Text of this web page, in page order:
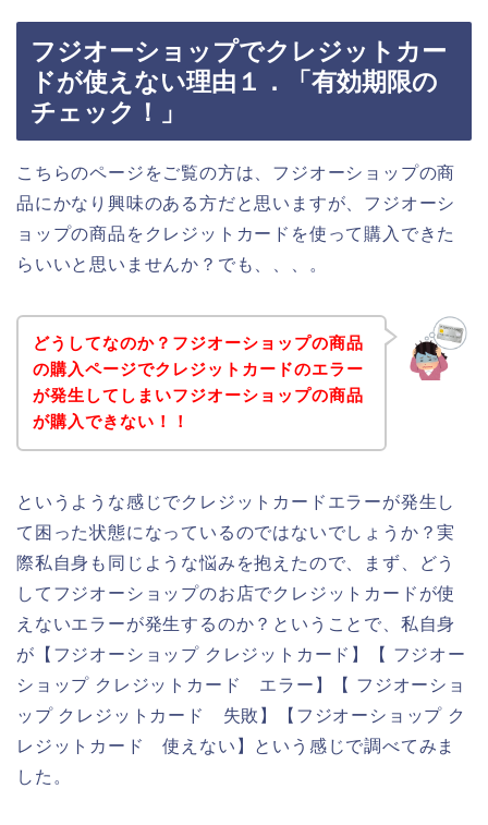
フジオーショップでクレジットカー
ドが使えない理由１．「有効期限の
チェック！」
こちらのページをご覧の方は、フジオーショップの商
品にかなり興味のある方だと思いますが、フジオーシ
ョップの商品をクレジットカードを使って購入できた
らいいと思いませんか？でも、、、。
どうしてなのか？フジオーショップの商品
の購入ページでクレジットカードのエラー
が発生してしまいフジオーショップの商品
が購入できない！！
というような感じでクレジットカードエラーが発生し
て困った状態になっているのではないでしょうか？実
際私自身も同じような悩みを抱えたので、まず、どう
してフジオーショップのお店でクレジットカードが使
えないエラーが発生するのか？ということで、私自身
が【フジオーショップ クレジットカード】【 フジオー
ショップ クレジットカード エラー】【 フジオーショ
ップ クレジットカード 失敗】【フジオーショップ ク
レジットカード 使えない】という感じで調べてみま
した。